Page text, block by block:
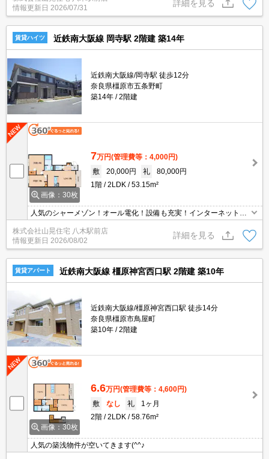
備！全戸角部屋で防音面も安心ですね！南向きで日当たりも良好で
すよ！
情報更新日 2026/07/31
詳細を見る
賃貸ハイツ 近鉄南大阪線 岡寺駅 2階建 築14年
近鉄南大阪線/岡寺駅 徒歩12分
奈良県橿原市五条野町
築14年
2階建
画像：30枚
7万円(管理費等：4,000円)
敷
20,000円 礼
80,000円
1階
2LDK 53.15m²
人気のシャーメゾン！オール電化！設備も充実！インターネット無
料！
株式会社山晃住宅 八木駅前店
情報更新日 2026/08/02
詳細を見る
賃貸アパート 近鉄南大阪線 橿原神宮西口駅 2階建 築10年
近鉄南大阪線/橿原神宮西口駅 徒歩14分
奈良県橿原市鳥屋町
築10年
2階建
画像：30枚
6.6万円(管理費等：4,600円)
敷
なし 礼
1ヶ月
2階
2LDK 58.76m²
人気の築浅物件が空いてきます(^^♪